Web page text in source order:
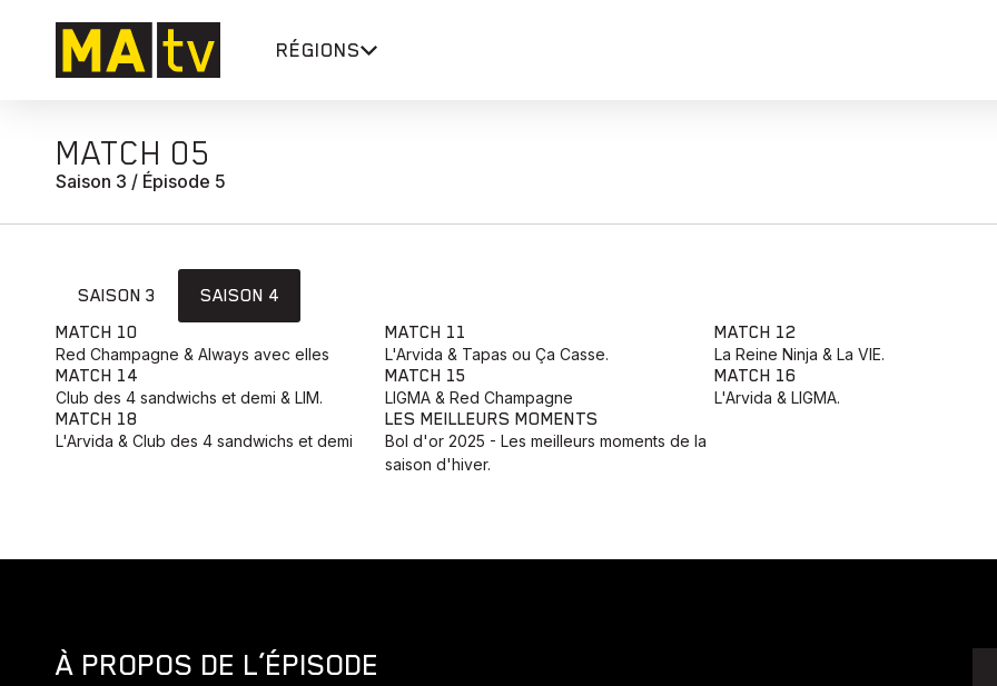
RÉGIONS
MATCH 05
Saison 3 / Épisode 5
SAISON 3
SAISON 4
MATCH 10
Red Champagne & Always avec elles
MATCH 11
L'Arvida & Tapas ou Ça Casse.
MATCH 12
La Reine Ninja & La VIE.
MATCH 14
Club des 4 sandwichs et demi & LIM.
MATCH 15
LIGMA & Red Champagne
MATCH 16
L'Arvida & LIGMA.
MATCH 18
L'Arvida & Club des 4 sandwichs et demi
LES MEILLEURS MOMENTS
Bol d'or 2025 - Les meilleurs moments de la
saison d'hiver.
À PROPOS DE L’ÉPISODE